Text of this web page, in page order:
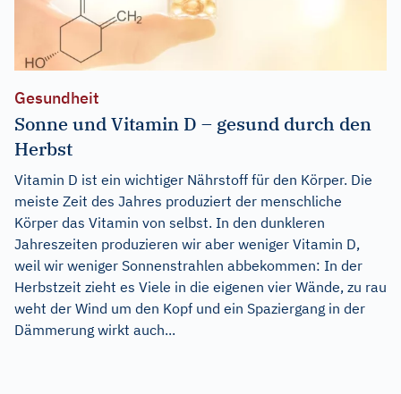
Gesundheit
Sonne und Vitamin D – gesund durch den
Herbst
Vitamin D ist ein wichtiger Nährstoff für den Körper. Die
meiste Zeit des Jahres produziert der menschliche
Körper das Vitamin von selbst. In den dunkleren
Jahreszeiten produzieren wir aber weniger Vitamin D,
weil wir weniger Sonnenstrahlen abbekommen: In der
Herbstzeit zieht es Viele in die eigenen vier Wände, zu rau
weht der Wind um den Kopf und ein Spaziergang in der
Dämmerung wirkt auch...